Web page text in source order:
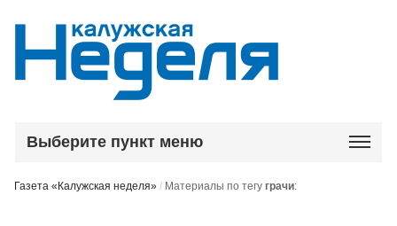
Выберите пункт меню
Газета «Калужская неделя» / Материалы по тегуграчи: